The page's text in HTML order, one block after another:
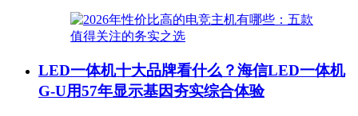
LED一体机十大品牌看什么？海信LED一体机
G-U用57年显示基因夯实综合体验